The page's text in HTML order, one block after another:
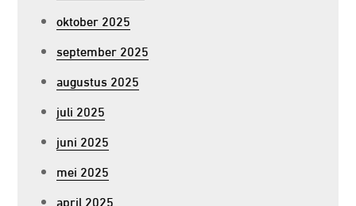
oktober 2025
september 2025
augustus 2025
juli 2025
juni 2025
mei 2025
april 2025